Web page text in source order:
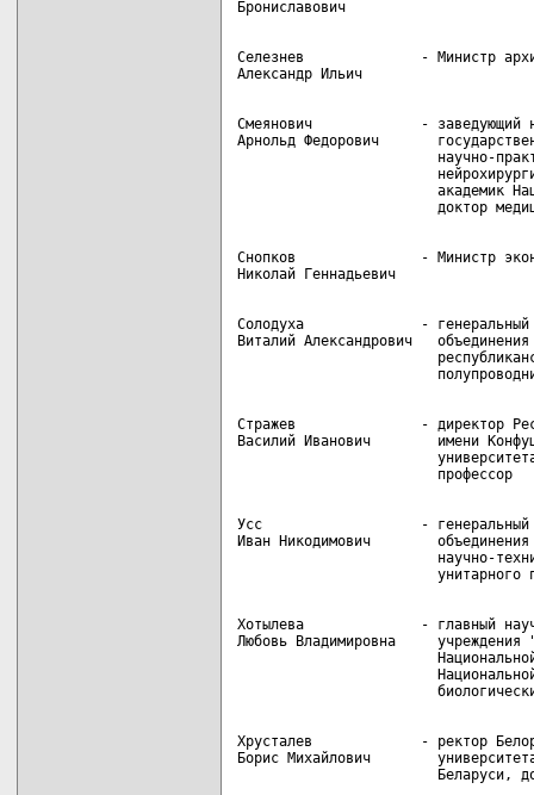
Селезнев              - Министр
Смеянович             - заведующий
Арнольд Федорович
научно-
академик
Снопков               - Министр
Солодуха              - генеральный
Виталий Александрович
Стражев               - директор
Василий Иванович        имени
Усс                   - генеральный
Иван Никодимович        объединения
научно-
Хотылева              - главный
Любовь Владимировна     учреждения
Хрусталев             - ректор
Борис Михайлович